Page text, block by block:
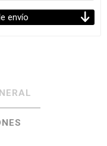
envío